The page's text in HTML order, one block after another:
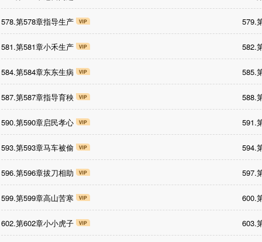
578.第578章指导生产 579.
581.第581章小禾生产 582.
584.第584章东东生病 585.
587.第587章指导育秧 588.
590.第590章启民孝心 591.
593.第593章马车被偷 594.
596.第596章拔刀相助 597.
599.第599章高山苦寒 600.
602.第602章小小虎子 603.